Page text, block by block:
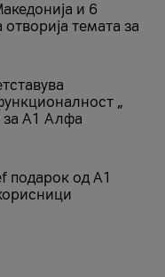
и 6
темата за
„
за А1 Алфа
подарок од А1